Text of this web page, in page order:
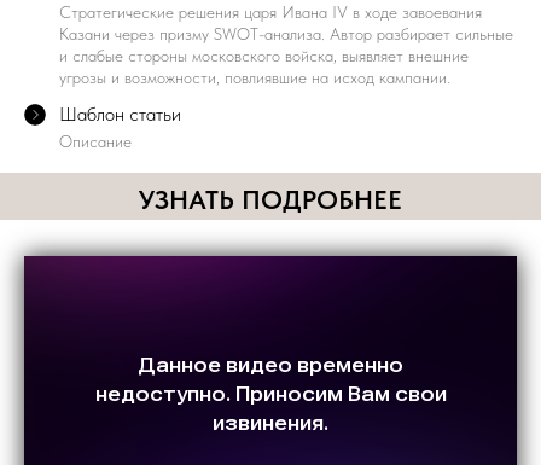
Стратегические решения царя Ивана IV в ходе завоевания
Казани через призму SWOT-анализа. Автор разбирает сильные
и слабые стороны московского войска, выявляет внешние
угрозы и возможности, повлиявшие на исход кампании.
Шаблон статьи
Описание
УЗНАТЬ ПОДРОБНЕЕ